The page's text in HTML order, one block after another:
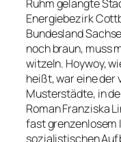
Ruhm gelangte
Energiebezirk
Bundesland
noch braun, muss
witzeln. Hoywoy,
heißt, war eine
Musterstädte, in
RomanFranziska
fast grenzenlosem
sozialistischen